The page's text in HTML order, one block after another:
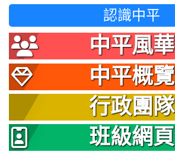
認識中平
中平風華
中平概覽
行政團隊
班級網頁